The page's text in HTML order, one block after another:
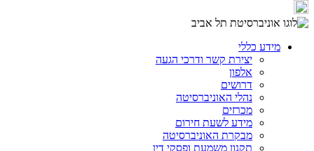
מידע כללי
יצירת קשר ודרכי הגעה
אלפון
דרושים
נהלי האוניברסיטה
מכרזים
מידע לשעת חירום
מבקרת האוניברסיטה
תקנון משמעת ופסקי דין